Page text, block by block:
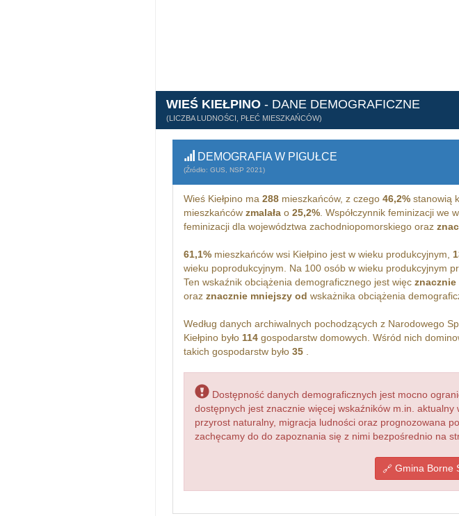
WIEŚ KIEŁPINO - DANE DEMOGRAFICZNE
(LICZBA LUDNOŚCI, PŁEĆ MIESZKAŃCÓW)
DEMOGRAFIA W PIGUŁCE
(Źródło: GUS, NSP 2021)
Wieś Kiełpino ma 288mieszkańców, z czego 46,2%stanowią
mieszkańców zmalałao 25,2%. Współczynnik feminizacji we
feminizacji dla województwa zachodniopomorskiego oraz
61,1%mieszkańców wsi Kiełpino jest w wieku produkcyjnym,
wieku poprodukcyjnym. Na 100 osób w wieku produkcyjnym
Ten wskaźnik obciążenia demograficznego jest więc znacznie
oraz znacznie mniejszy od wskażnika obciążenia
Według danych archiwalnych pochodzących z Narodowego
Kiełpino było 114gospodarstw domowych. Wśród nich
takich gospodarstw było 35.
Dostępność danych demograficznych jest mocno
dostępnych jest znacznie więcej wskaźników m.in. aktualny
przyrost naturalny, migracja ludności oraz prognozowana
zachęcamy do do zapoznania się z nimi bezpośrednio na
Gmina Borne